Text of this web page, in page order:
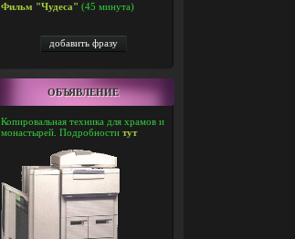
Фильм "Чудеса" (45 минута)
ОБЪЯВЛЕНИЕ
Копировальная техника для храмов и
монастырей. Подробности тут